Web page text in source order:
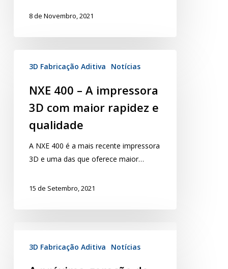
8 de Novembro, 2021
3D Fabricação Aditiva Notícias
NXE 400 – A impressora
3D com maior rapidez e
qualidade
A NXE 400 é a mais recente impressora
3D e uma das que oferece maior…
15 de Setembro, 2021
3D Fabricação Aditiva Notícias